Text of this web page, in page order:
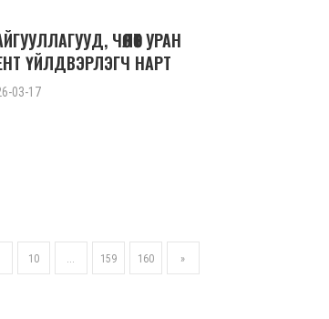
ЧӨЛӨӨТ УРАН
ҮЙЛДВЭРЛЭГЧ НАРТ
03-17
10 ... 159 160 »